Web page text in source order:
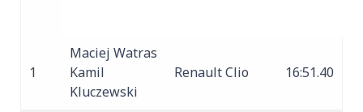
1
Maciej Watras
Kamil
Kluczewski
Renault Clio 16:51.40